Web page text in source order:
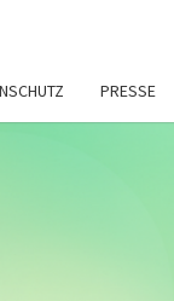
PRESSE